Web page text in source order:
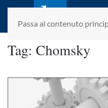
Passa al contenutofondato
Tag: Chomsky